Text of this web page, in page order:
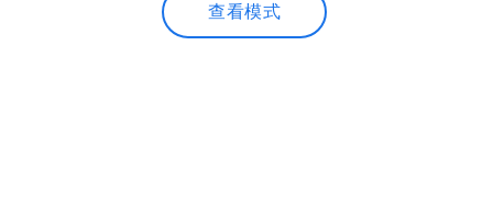
查看模式